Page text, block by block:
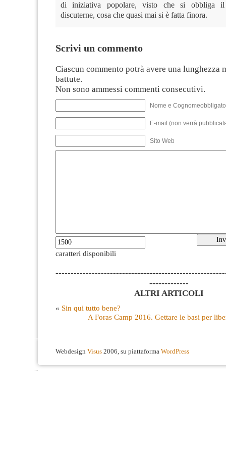
di iniziativa popolare, visto che si obbliga il
discuterne, cosa che quasi mai si è fatta finora.
Scrivi un commento
Ciascun commento potrà avere una lunghezza
battute.
Non sono ammessi commenti consecutivi.
Nome e
E-mail (non verrà
Sito Web
caratteri disponibili
-------------
ALTRI ARTICOLI
« Sin qui tutto bene?
A Foras Camp 2016. Gettare le basi per
Webdesign Visus 2006, su piattaforma WordPress